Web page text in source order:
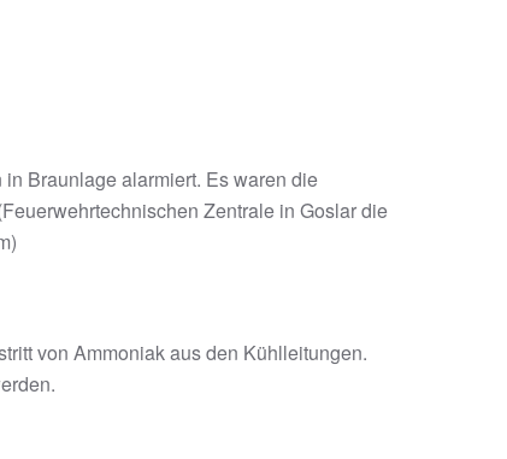
Braunlage alarmiert. Es waren die
Zentrale in Goslar die
von Ammoniak aus den Kühlleitungen.